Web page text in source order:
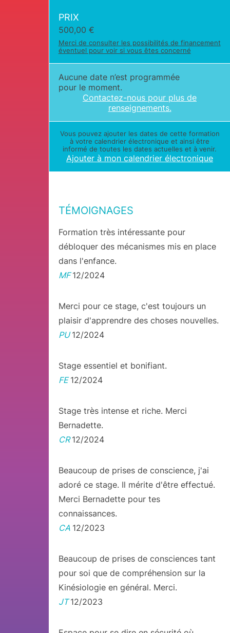
PRIX
500,00 €
Merci de consulter les possibilités de financement
éventuel pour voir si vous êtes concerné
Aucune date n’est programmée
pour le moment.
Contactez-nous pour plus de
renseignements.
Vous pouvez ajouter les dates de cette formation
à votre calendrier électronique et ainsi être
informé de toutes les dates actuelles et à venir.
Ajouter à mon calendrier électronique
TÉMOIGNAGES
Formation très intéressante pour
débloquer des mécanismes mis en place
dans l'enfance.
MF12/2024
Merci pour ce stage, c'est toujours un
plaisir d'apprendre des choses nouvelles.
PU12/2024
Stage essentiel et bonifiant.
FE12/2024
Stage très intense et riche. Merci
Bernadette.
CR12/2024
Beaucoup de prises de conscience, j'ai
adoré ce stage. Il mérite d'être effectué.
Merci Bernadette pour tes
connaissances.
CA 12/2023
Beaucoup de prises de consciences tant
pour soi que de compréhension sur la
Kinésiologie en général. Merci.
JT12/2023